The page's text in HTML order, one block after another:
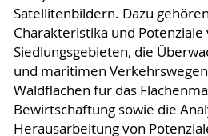
Satellitenbildern. Dazu
Charakteristika und Potenziale
Siedlungsgebieten, die
und maritimen
Waldflächen für das
Bewirtschaftung sowie die
Herausarbeitung von